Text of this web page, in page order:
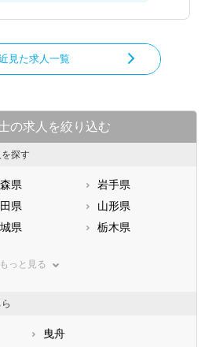
見た求人一覧
の求人を絞り込む
探す
県
岩手県
県
山形県
県
栃木県
奈川県
井県
もっと見る
曳舟